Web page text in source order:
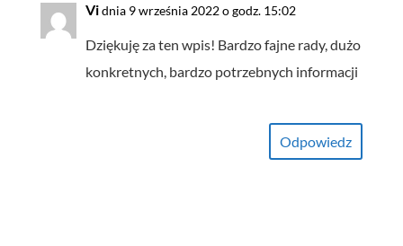
Vidnia 9 września 2022 o godz. 15:02
Dziękuję za ten wpis! Bardzo fajne rady, dużo
konkretnych, bardzo potrzebnych informacji
Odpowiedz